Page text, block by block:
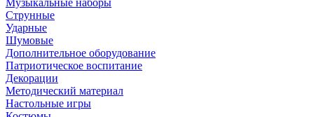
Музыкальные наборы
Струнные
Ударные
Шумовые
Дополнительное оборудование
Патриотическое воспитание
Декорации
Методический материал
Настольные игры